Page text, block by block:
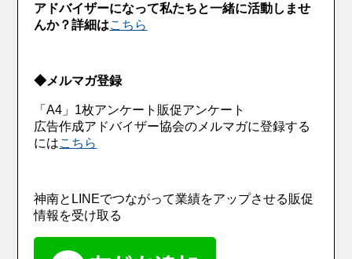
アドバイザーになって私たちと一緒に活動しませ
んか？詳細はこちら
◆メルマガ登録
「A4」1枚アンケート販促アンケート
広告作成アドバイザー協会のメルマガに登録する
にはこちら
神南とLINEでつながって業績をアップさせる販促
情報を受け取る